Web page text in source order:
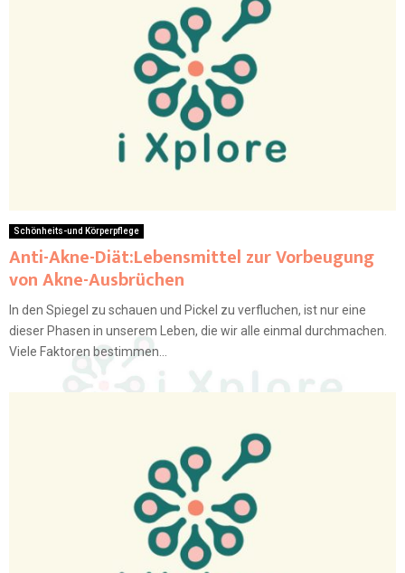
Schönheits-und Körperpflege
Anti-Akne-Diät:Lebensmittel zur Vorbeugung
von Akne-Ausbrüchen
In den Spiegel zu schauen und Pickel zu verfluchen, ist nur eine
dieser Phasen in unserem Leben, die wir alle einmal durchmachen.
Viele Faktoren bestimmen...